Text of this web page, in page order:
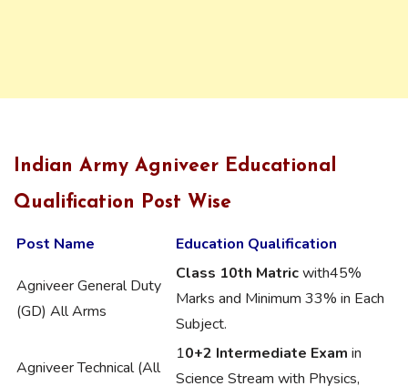
Indian Army Agniveer Educational
Qualification Post Wise
Post Name Education Qualification
Agniveer General Duty
(GD) All Arms
Class 10th Matricwith45%
Marks and Minimum 33% in Each
Subject.
Agniveer Technical (All
10+2 Intermediate Exam in
Science Stream with Physics,